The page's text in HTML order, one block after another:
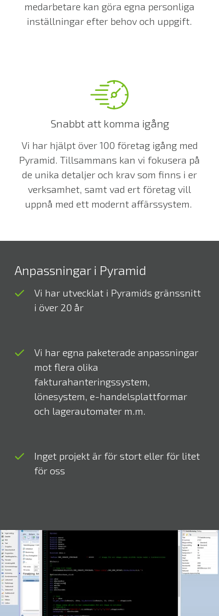
medarbetare kan göra egna personliga
inställningar efter behov och uppgift.
Snabbt att komma igång
Vi har hjälpt över 100 företag igång med
Pyramid. Tillsammans kan vi fokusera på
de unika detaljer och krav som finns i er
verksamhet, samt vad ert företag vill
uppnå med ett modernt affärssystem.
Anpassningar i Pyramid
Vi har utvecklat i Pyramids gränssnitt
i över 20 år
Vi har egna paketerade anpassningar
mot flera olika
fakturahanteringssystem,
lönesystem, e-handelsplattformar
och lagerautomater m.m.
Inget projekt är för stort eller för litet
för oss